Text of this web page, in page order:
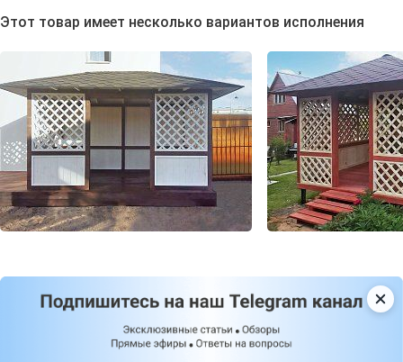
Этот товар имеет несколько вариантов исполнения